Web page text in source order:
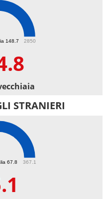
148.7 2850
STRANIERI
67.8 367.1